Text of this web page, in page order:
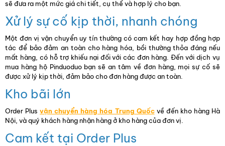
sẽ đưa ra một mức giá chi tiết, cụ thể và hợp lý cho bạn.
Xử lý sự cố kịp thời, nhanh chóng
Một đơn vị vận chuyển uy tín thường có cam kết hay hợp đồng hợp
tác để bảo đảm an toàn cho hàng hóa, bồi thường thỏa đáng nếu
mất hàng, có hỗ trợ khiếu nại đối với các đơn hàng. Đến với dịch vụ
mua hàng hộ Pinduoduo bạn sẽ an tâm về đơn hàng, mọi sự cố sẽ
được xử lý kịp thời, đảm bảo cho đơn hàng được an toàn.
Kho bãi lớn
Order Plusvận chuyển hàng hóa Trung Quốcvề đến kho hàng Hà
Nội, và quý khách hàng nhận hàng ở kho hàng của đơn vị.
Cam kết tại Order Plus